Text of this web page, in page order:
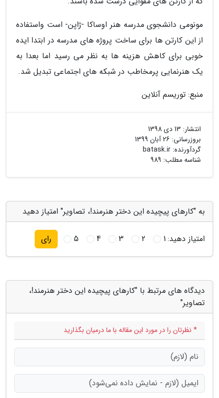
مونومی دانشجوی مدرسه هنر اوساکا -ژاپن- است واستفاده
از این کارتن ها برای ساخت پروژه های مدرسه در ابتدا ایده
خوبی برای کاهش هزینه ها به نظر می رسید اما بعدا به
یک هنرنمایی پرمخاطب در شبکه های اجتماعی تبدیل شد.
منبع: توریسم آنلاین
انتشار: 13 دی 1398
بروزرسانی: 26 آبان 1399
گردآورنده: batask.ir
شناسه مطلب: 989
به "کارهای پیچیده این دختر هنرمند!، تصاویر" امتیاز دهید
امتیاز دهید:1
2
3
4
5 رای
دیدگاه های مرتبط با "کارهای پیچیده این دختر هنرمند!،
تصاویر"
* نظرتان را در مورد این مقاله با ما درمیان بگذارید